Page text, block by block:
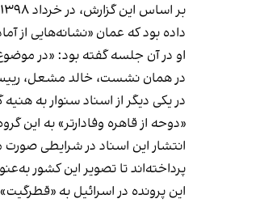
داده بود که عمان «نشانه‌هایی از
او در آن جلسه گفته بود: «در
در همان نشست، خالد مشعل، رییس
در یکی دیگر از اسناد سنوار به
«دوحه از قاهره وفادارتر» به این
انتشار این اسناد در شرایطی صورت
پرداخته‌اند تا تصویر این کشور
این پرونده در اسرائیل به